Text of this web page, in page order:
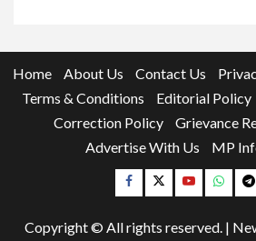
Home About Us Contact Us
Terms & Conditions
Editorial Policy
Correction Policy
Grievance
Advertise With Us
MP
Facebook
TwitterYouTube
Copyright © All rights reserved. |